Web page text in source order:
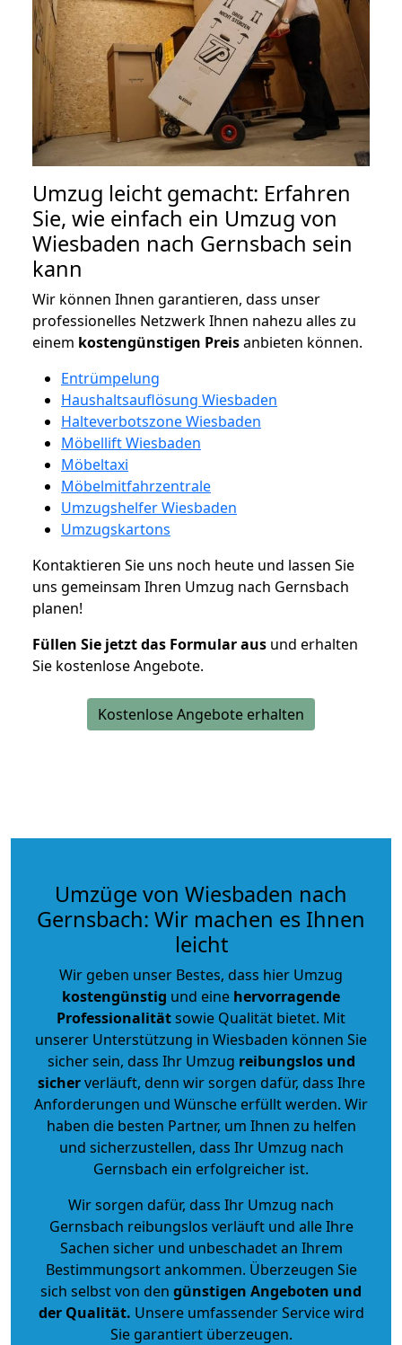
Umzug leicht gemacht: Erfahren
Sie, wie einfach ein Umzug von
Wiesbaden nach Gernsbach sein
kann
Wir können Ihnen garantieren, dass unser
professionelles Netzwerk Ihnen nahezu alles zu
einem kostengünstigen Preisanbieten können.
Entrümpelung
Haushaltsauflösung Wiesbaden
Halteverbotszone Wiesbaden
Möbellift Wiesbaden
Möbeltaxi
Möbelmitfahrzentrale
Umzugshelfer Wiesbaden
Umzugskartons
Kontaktieren Sie uns noch heute und lassen Sie
uns gemeinsam Ihren Umzug nach Gernsbach
planen!
Füllen Sie jetzt das Formular aus und erhalten
Sie kostenlose Angebote.
Kostenlose Angebote erhalten
Umzüge von Wiesbaden nach
Gernsbach: Wir machen es Ihnen
leicht
Wir geben unser Bestes, dass hier Umzug
kostengünstig und eine hervorragende
Professionalitätsowie Qualität bietet. Mit
unserer Unterstützung in Wiesbaden können Sie
sicher sein, dass Ihr Umzug reibungslos und
sicherverläuft, denn wir sorgen dafür, dass Ihre
Anforderungen und Wünsche erfüllt werden. Wir
haben die besten Partner, um Ihnen zu helfen
und sicherzustellen, dass Ihr Umzug nach
Gernsbach ein erfolgreicher ist.
Wir sorgen dafür, dass Ihr Umzug nach
Gernsbach reibungslos verläuft und alle Ihre
Sachen sicher und unbeschadet an Ihrem
Bestimmungsort ankommen. Überzeugen Sie
sich selbst von den günstigen Angeboten und
der Qualität. Unsere umfassender Service wird
Sie garantiert überzeugen.